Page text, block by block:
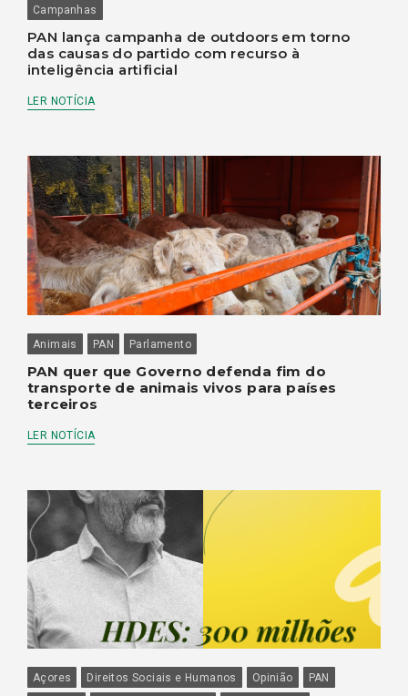
Campanhas
PAN lança campanha de outdoors em torno
das causas do partido com recurso à
inteligência artificial
LER NOTÍCIA
Animais PAN Parlamento
PAN quer que Governo defenda fim do
transporte de animais vivos para países
terceiros
LER NOTÍCIA
Açores Direitos Sociais e Humanos Opinião
PAN